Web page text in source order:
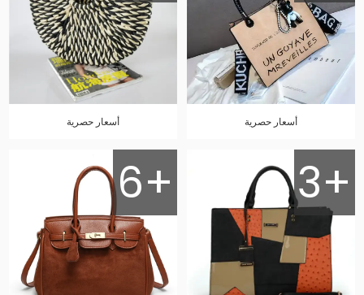
أسعار حصرية أسعار حصرية
3+
6+